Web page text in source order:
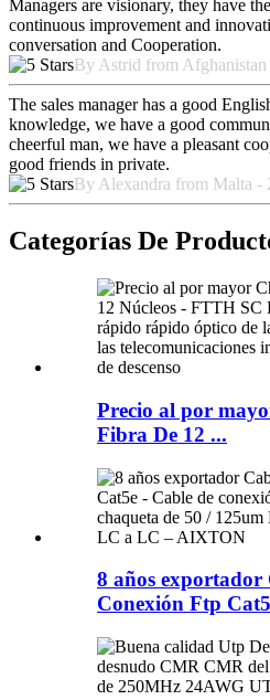
Managers are visionary, they have
continuous improvement and
conversation and Cooperation.
By Astrid from
The sales manager has a good
knowledge, we have a good
cheerful man, we have a pleasant
good friends in private.
By Alexandra from Malta -
Categorías De
Precio al por
Fibra De 12 ...
8 años exportador
Conexión Ftp